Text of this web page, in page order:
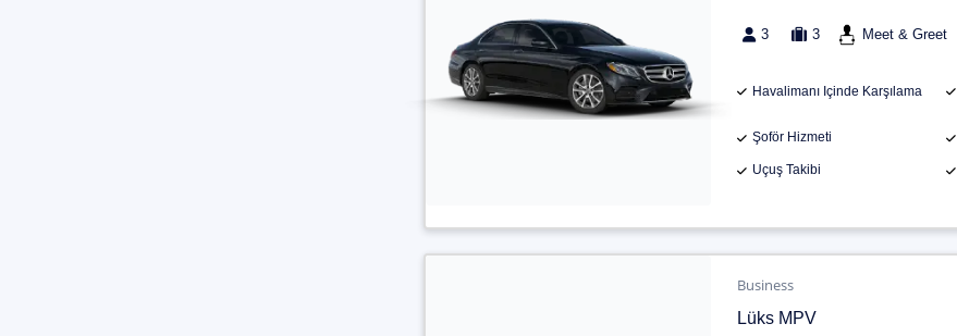
3 3 Meet & Greet
Havalimanı Içinde Karşılama
Şoför Hizmeti
Uçuş Takibi
Business
Lüks MPV